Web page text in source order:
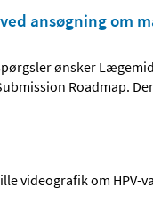
ansøgning
ønsker
Roadmap.
videografik om HPV-